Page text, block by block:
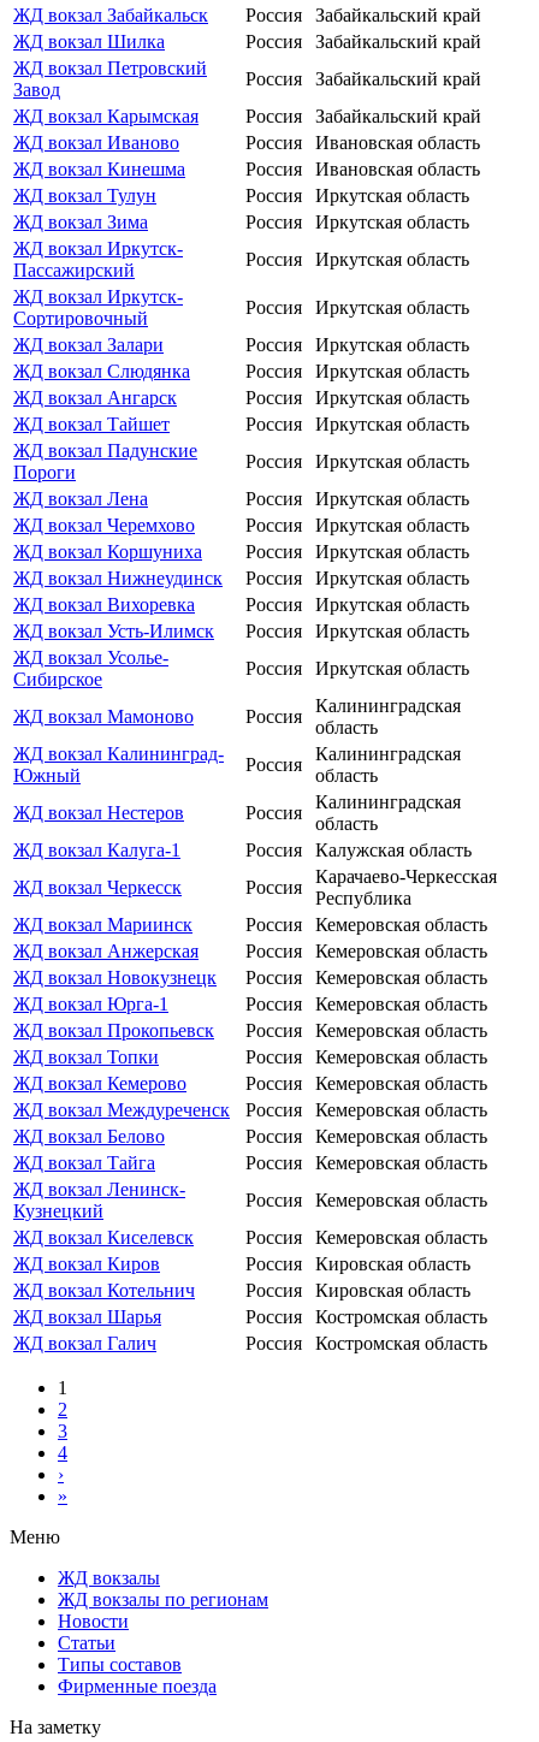
ЖД вокзал Забайкальск
Россия
Забайкальский край
ЖД вокзал Шилка
Россия
Забайкальский край
ЖД вокзал Петровский
Завод
Россия
Забайкальский край
ЖД вокзал Карымская
Россия
Забайкальский край
ЖД вокзал Иваново
Россия
Ивановская область
ЖД вокзал Кинешма
Россия
Ивановская область
ЖД вокзал Тулун
Россия
Иркутская область
ЖД вокзал Зима
Россия
Иркутская область
ЖД вокзал Иркутск-
Пассажирский
Россия
Иркутская область
ЖД вокзал Иркутск-
Сортировочный
Россия
Иркутская область
ЖД вокзал Залари
Россия
Иркутская область
ЖД вокзал Слюдянка
Россия
Иркутская область
ЖД вокзал Ангарск
Россия
Иркутская область
ЖД вокзал Тайшет
Россия
Иркутская область
ЖД вокзал Падунские
Пороги
Россия
Иркутская область
ЖД вокзал Лена
Россия
Иркутская область
ЖД вокзал Черемхово
Россия
Иркутская область
ЖД вокзал Коршуниха
Россия
Иркутская область
ЖД вокзал Нижнеудинск
Россия
Иркутская область
ЖД вокзал Вихоревка
Россия
Иркутская область
ЖД вокзал Усть-Илимск
Россия
Иркутская область
ЖД вокзал Усолье-
Сибирское
Россия Иркутская область
ЖД вокзал Мамоново Россия
Калининградская
область
ЖД вокзал Калининград-
Южный
Россия
Калининградская
область
ЖД вокзал Нестеров
Россия
Калининградская
область
ЖД вокзал Калуга-1
Россия
Калужская область
ЖД вокзал Черкесск
Россия
Карачаево-Черкесская
Республика
ЖД вокзал Мариинск
Россия
Кемеровская область
ЖД вокзал Анжерская
Россия
Кемеровская область
ЖД вокзал Новокузнецк
Россия
Кемеровская область
ЖД вокзал Юрга-1
Россия
Кемеровская область
ЖД вокзал Прокопьевск
Россия
Кемеровская область
ЖД вокзал Топки
Россия
Кемеровская область
ЖД вокзал Кемерово
Россия
Кемеровская область
ЖД вокзал Междуреченск
Россия
Кемеровская область
ЖД вокзал Белово
Россия
Кемеровская область
ЖД вокзал Тайга
Россия
Кемеровская область
ЖД вокзал Ленинск-
Кузнецкий
Россия
Кемеровская область
ЖД вокзал Киселевск
Россия
Кемеровская область
ЖД вокзал Киров
Россия
Кировская область
ЖД вокзал Котельнич
Россия
Кировская область
ЖД вокзал Шарья
Россия
Костромская область
ЖД вокзал Галич
Россия Костромская область
1
2
3
4
›
»
Меню
ЖД вокзалы
ЖД вокзалы по регионам
Новости
Статьи
Типы составов
Фирменные поезда
На заметку